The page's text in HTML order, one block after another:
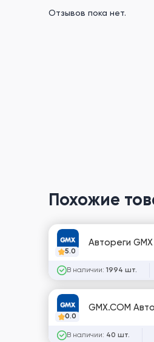
Отзывов пока нет.
Похожие
5.0
В наличии: 1994 шт.
0.0
GMX.COM
В наличии: 40 шт.